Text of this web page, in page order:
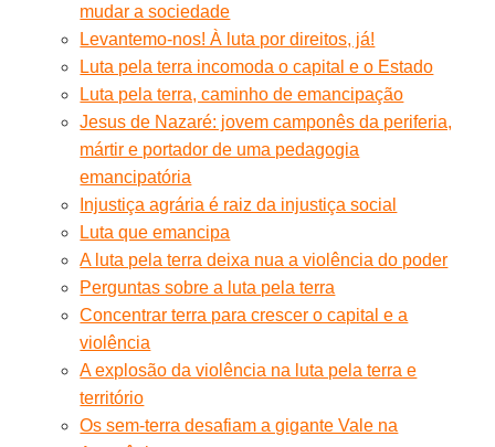
mudar a sociedade
Levantemo-nos! À luta por direitos, já!
Luta pela terra incomoda o capital e o Estado
Luta pela terra, caminho de emancipação
Jesus de Nazaré: jovem camponês da periferia,
mártir e portador de uma pedagogia
emancipatória
Injustiça agrária é raiz da injustiça social
Luta que emancipa
A luta pela terra deixa nua a violência do poder
Perguntas sobre a luta pela terra
Concentrar terra para crescer o capital e a
violência
A explosão da violência na luta pela terra e
território
Os sem-terra desafiam a gigante Vale na